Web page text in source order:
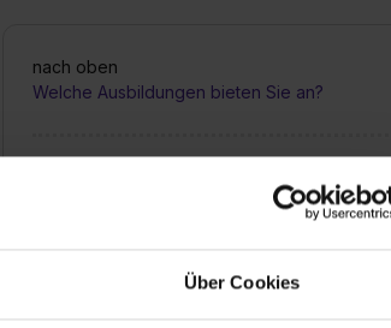
Über Cookies
nach oben
Welche Ausbildungen bieten Sie an?
Ausbildungsstelle bei Ihnen aus?
Bis wann muss man sich für einen
Ausbildungsplatz bewerben?